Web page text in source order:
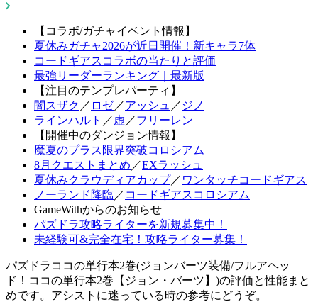
【コラボ/ガチャイベント情報】
夏休みガチャ2026が近日開催！新キャラ7体
コードギアスコラボの当たりと評価
最強リーダーランキング｜最新版
【注目のテンプレパーティ】
闇スザク ／ ロゼ／アッシュ ／ ジノ
ラインハルト ／ 虚 ／フリーレン
【開催中のダンジョン情報】
魔夏のプラス限界突破コロシアム
8月クエストまとめ ／EXラッシュ
夏休みクラウディアカップ／ ワンタッチコードギアス
ノーランド降臨／ コードギアスコロシアム
GameWithからのお知らせ
パズドラ攻略ライターを新規募集中！
未経験可&完全在宅！攻略ライター募集！
パズドラココの単行本2巻(ジョンバーツ装備/フルアヘッ
ド！ココの単行本2巻【ジョン・バーツ】)の評価と性能まと
めです。アシストに迷っている時の参考にどうぞ。